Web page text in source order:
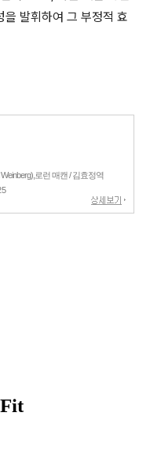
발휘하여 그 부정적 효
로런 매캔 / 김효정역